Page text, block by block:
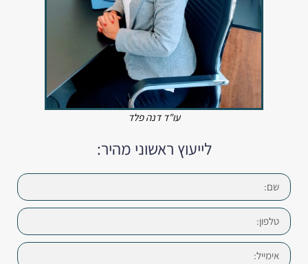
עו"ד דנה פלד
לייעוץ ראשוני מהיר: